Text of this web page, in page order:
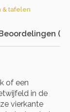
& tafelen
(0)
of een
in de
vierkante